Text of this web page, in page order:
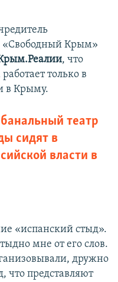
«Свободный Крым»
, что
только в
в Крыму.
театр
сидят в
власти в
«испанский стыд».
мне от его слов.
дружно
что представляют